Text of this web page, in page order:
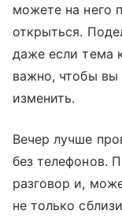
можете на него
открыться.
даже если тема
важно, чтобы вы
изменить.
Вечер лучше
без телефонов.
разговор и,
не только